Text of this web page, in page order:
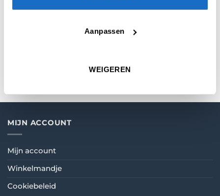
Aanpassen
WEIGEREN
100
MIJN ACCOUNT
Mijn account
Winkelmandje
Cookiebeleid